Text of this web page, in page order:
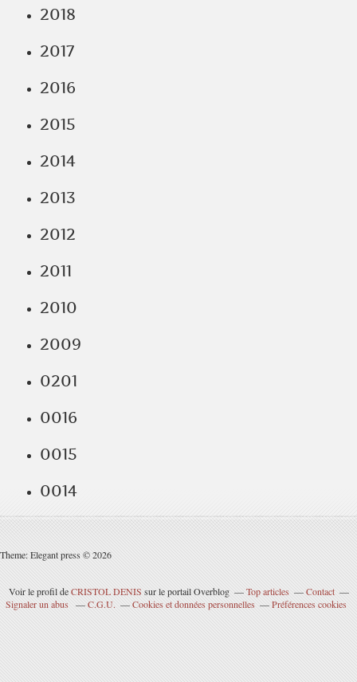
2018
2017
2016
2015
2014
2013
2012
2011
2010
2009
0201
0016
0015
0014
Theme: Elegant press © 2026
Voir le profil deCRISTOL DENIS sur le portail Overblog Top articles
Contact
Signaler un abus
C.G.U. Cookies et données personnelles Préférences cookies